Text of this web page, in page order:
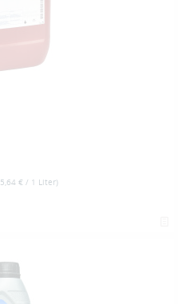
5,64 € / 1 Liter)